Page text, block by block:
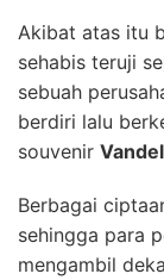
Akibat atas itu
sehabis teruji
sebuah
berdiri lalu
souvenir
Berbagai
sehingga para
mengambil